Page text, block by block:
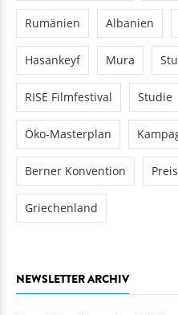
Rumänien Albanien
Hasankeyf Mura
RISE Filmfestival Studie
Öko-Masterplan
Berner Konvention Preis
Griechenland
NEWSLETTER ARCHIV